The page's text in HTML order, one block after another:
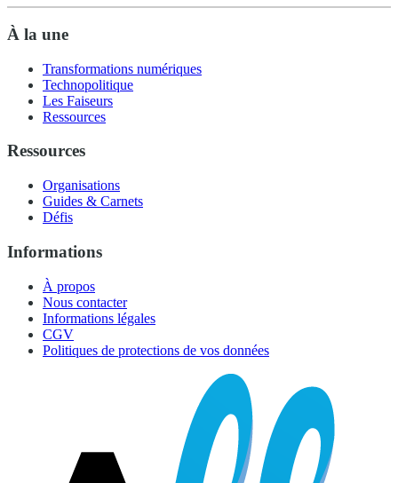
À la une
Transformations numériques
Technopolitique
Les Faiseurs
Ressources
Ressources
Organisations
Guides & Carnets
Défis
Informations
À propos
Nous contacter
Informations légales
CGV
Politiques de protections de vos données